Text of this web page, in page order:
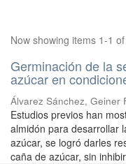
Now showing items 1-1 of
Germinación de la
azúcar en
Álvarez Sánchez, Geiner
Estudios previos han
almidón para desarrollar
azúcar, se logró darles
caña de azúcar, sin